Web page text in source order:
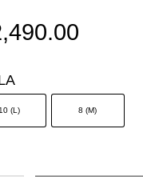
10 (L) 8 (M)